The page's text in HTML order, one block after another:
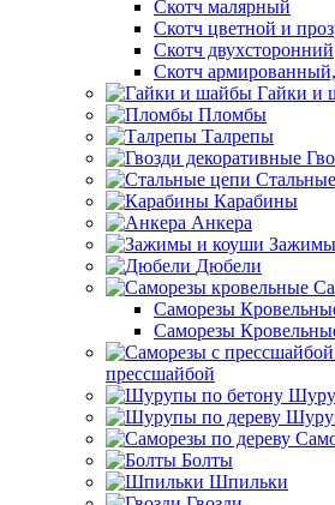
Скотч малярный
Скотч цветной и
Скотч двухсторонний
Скотч
Гайки и
Пломбы
Талрепы
Карабины
Анкера
Дюбели
Саморезы
Саморезы
прессшайбой
Болты
Шпильки